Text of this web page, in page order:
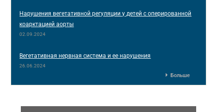
Нарушения вегетативной регуляции у детей с оперированной
коарктацией аорты
02.09.2024
Вегетативная нервная система и ее нарушения
26.06.2024
Больше